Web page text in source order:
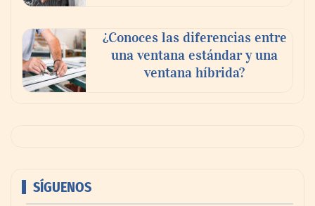
¿Conoces las diferencias entre
una ventana estándar y una
ventana híbrida?
SÍGUENOS